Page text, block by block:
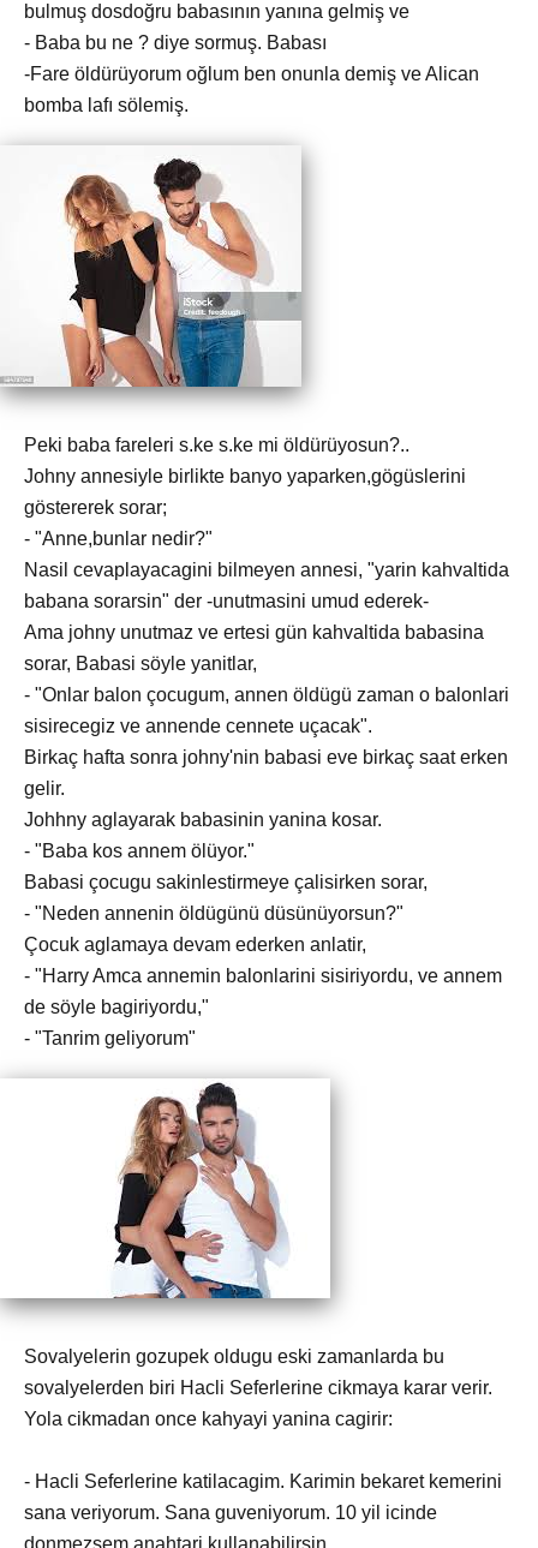
bulmuş dosdoğru babasının yanına gelmiş ve
- Baba bu ne ? diye sormuş. Babası
-Fare öldürüyorum oğlum ben onunla demiş ve Alican
bomba lafı sölemiş.
Peki baba fareleri s.ke s.ke mi öldürüyosun?..
Johny annesiyle birlikte banyo yaparken,gögüslerini
göstererek sorar;
- "Anne,bunlar nedir?"
Nasil cevaplayacagini bilmeyen annesi, "yarin kahvaltida
babana sorarsin" der -unutmasini umud ederek-
Ama johny unutmaz ve ertesi gün kahvaltida babasina
sorar, Babasi söyle yanitlar,
- "Onlar balon çocugum, annen öldügü zaman o balonlari
sisirecegiz ve annende cennete uçacak".
Birkaç hafta sonra johny'nin babasi eve birkaç saat erken
gelir.
Johhny aglayarak babasinin yanina kosar.
- "Baba kos annem ölüyor."
Babasi çocugu sakinlestirmeye çalisirken sorar,
- "Neden annenin öldügünü düsünüyorsun?"
Çocuk aglamaya devam ederken anlatir,
- "Harry Amca annemin balonlarini sisiriyordu, ve annem
de söyle bagiriyordu,"
- "Tanrim geliyorum"
Sovalyelerin gozupek oldugu eski zamanlarda bu
sovalyelerden biri Hacli Seferlerine cikmaya karar verir.
Yola cikmadan once kahyayi yanina cagirir:
- Hacli Seferlerine katilacagim. Karimin bekaret kemerini
sana veriyorum. Sana guveniyorum. 10 yil icinde
donmezsem anahtari kullanabilirsin.